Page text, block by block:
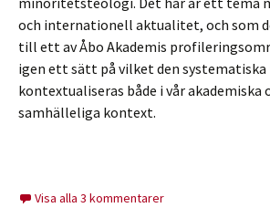
och internationell aktualitet, och som
till ett av Åbo Akademis
igen ett sätt på vilket den
kontextualiseras både i vår akademiska
samhälleliga kontext.
Visa alla 3 kommentarer